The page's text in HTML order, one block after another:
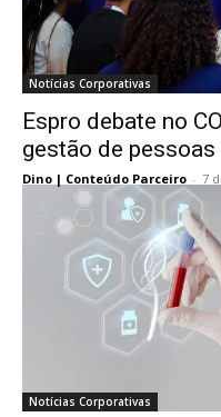
Notícias Corporativas
Espro debate no
gestão de pessoas
Dino | Conteúdo Parceiro - 7
Notícias Corporativas